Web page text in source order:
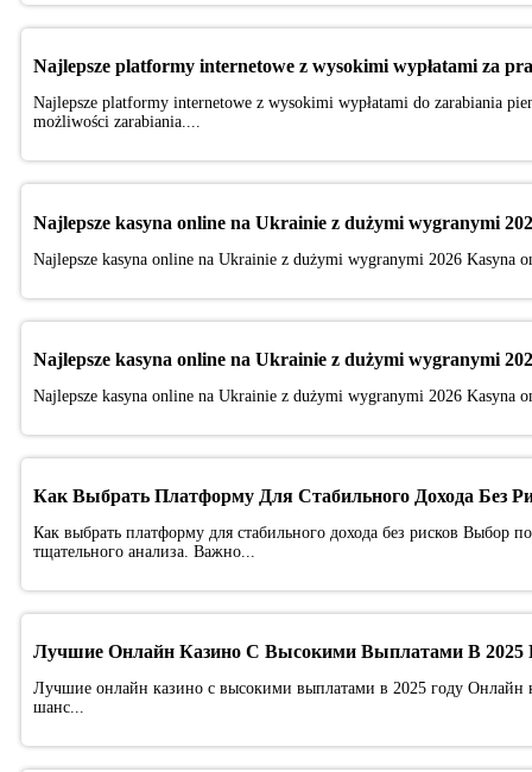
Najlepsze platformy internetowe z wysokimi wypłatami za
Najlepsze platformy internetowe z wysokimi wypłatami do zarabiania
możliwości zarabiania....
Najlepsze kasyna online na Ukrainie z dużymi wygranymi
Najlepsze kasyna online na Ukrainie z dużymi wygranymi 2026 Kasyna
Najlepsze kasyna online na Ukrainie z dużymi wygranymi
Najlepsze kasyna online na Ukrainie z dużymi wygranymi 2026 Kasyna
Как Выбрать Платформу Для Стабильного Дохода Без
Как выбрать платформу для стабильного дохода без рисков Выбор
тщательного анализа. Важно...
Лучшие Онлайн Казино С Высокими Выплатами В 2025
Лучшие онлайн казино с высокими выплатами в 2025 году Онлайн
шанс...